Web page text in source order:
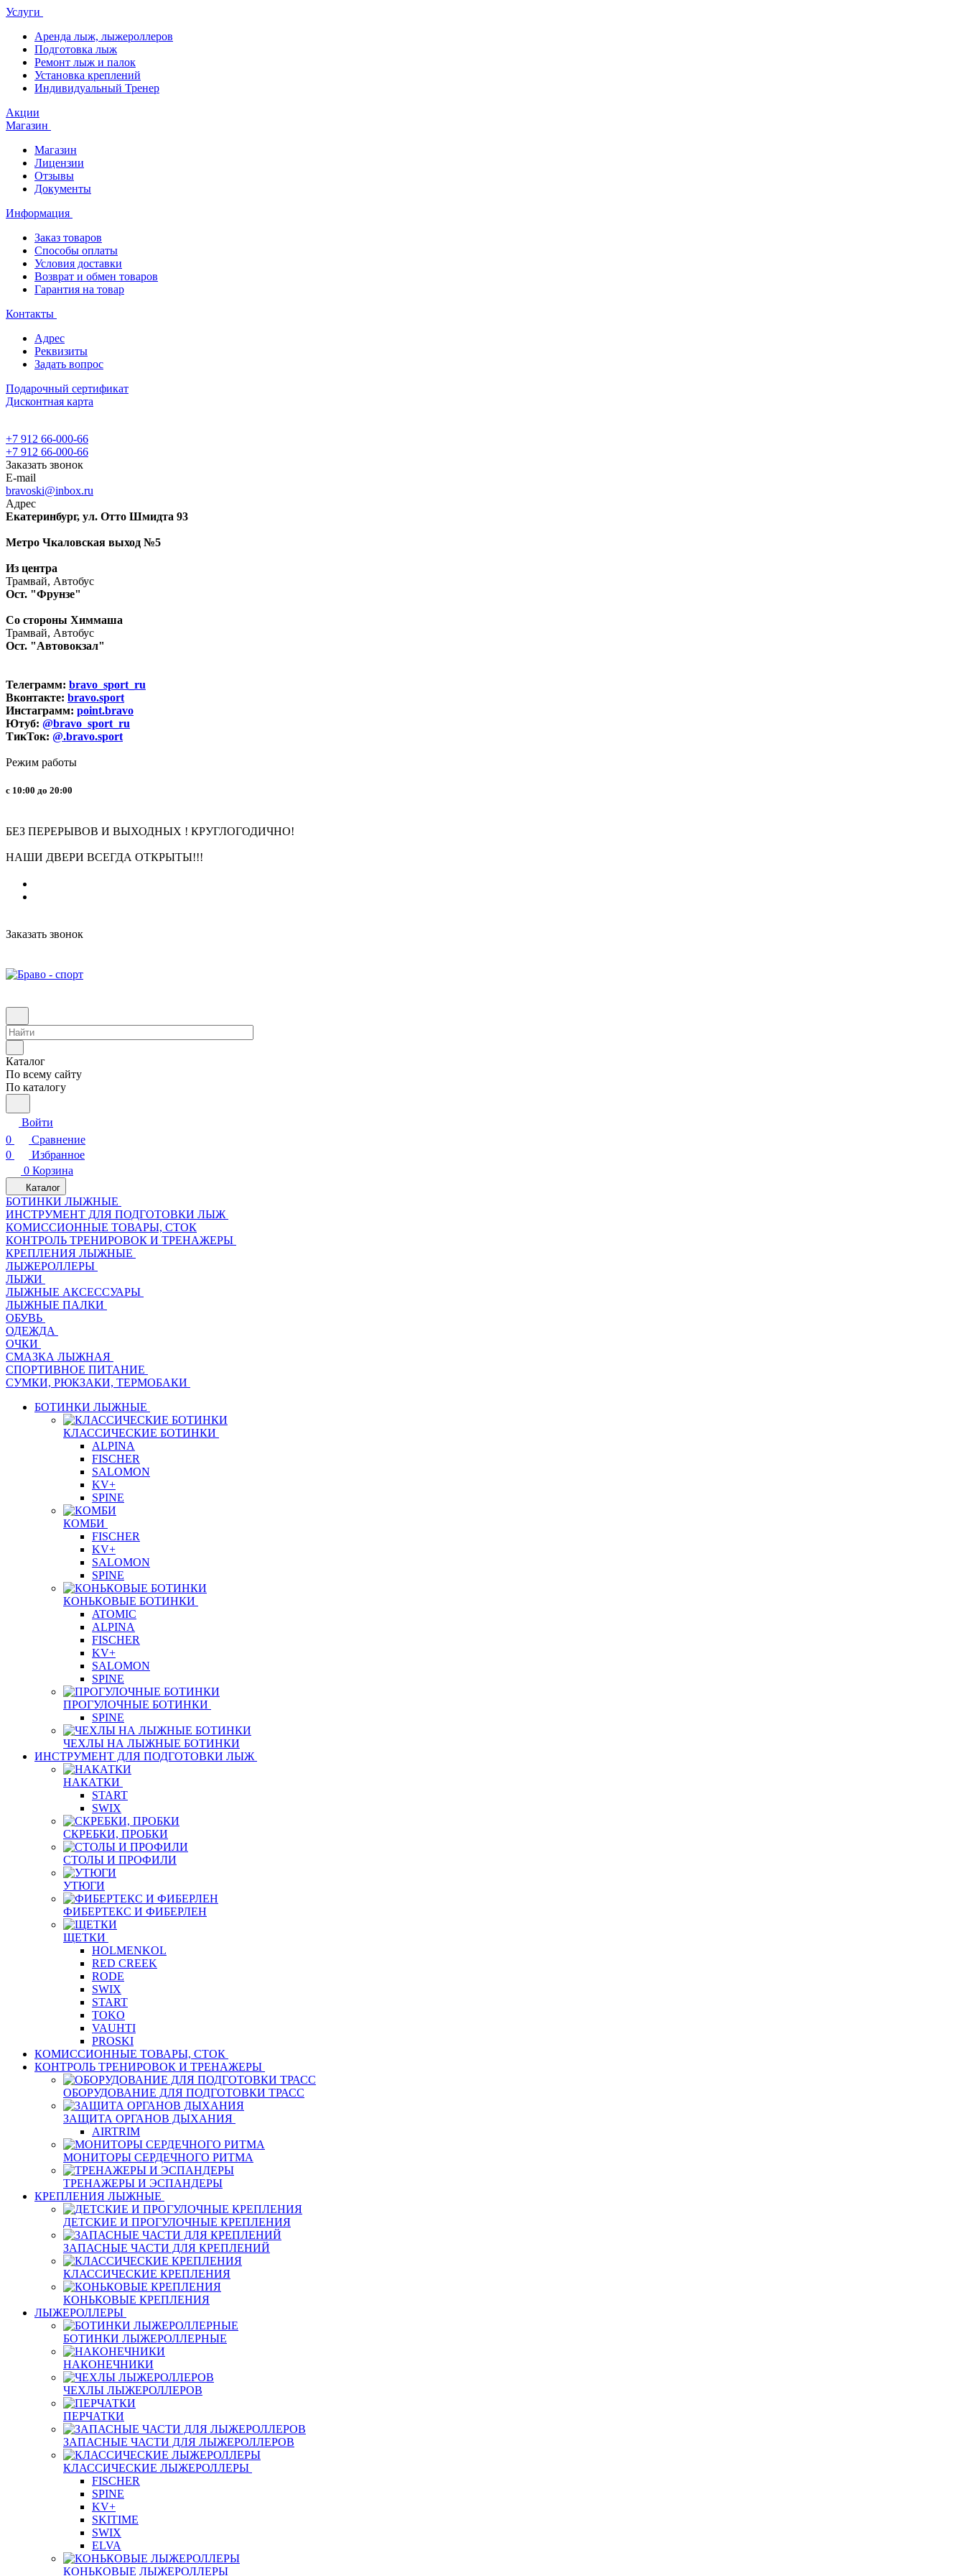
Услуги
Аренда лыж, лыжероллеров
Подготовка лыж
Ремонт лыж и палок
Установка креплений
Индивидуальный Тренер
Акции
Магазин
Магазин
Лицензии
Отзывы
Документы
Информация
Заказ товаров
Способы оплаты
Условия доставки
Возврат и обмен товаров
Гарантия на товар
Контакты
Адрес
Реквизиты
Задать вопрос
Подарочный сертификат
Дисконтная карта
+7 912 66-000-66
+7 912 66-000-66
Заказать звонок
E-mail
bravoski@inbox.ru
Адрес
Екатеринбург, ул. Отто Шмидта 93
Метро Чкаловская выход №5
Из центра
Трамвай, Автобус
Ост. "Фрунзе"
Со стороны Химмаша
Трамвай, Автобус
Ост. "Автовокзал"
Телеграмм: bravo_sport_ru
Вконтакте: bravo.sport
Инстаграмм: point.bravo
Ютуб: @bravo_sport_ru
ТикТок: @.bravo.sport
Режим работы
с 10:00 до 20:00
БЕЗ ПЕРЕРЫВОВ И ВЫХОДНЫХ ! КРУГЛОГОДИЧНО!
НАШИ ДВЕРИ ВСЕГДА ОТКРЫТЫ!!!
Заказать звонок
Каталог
По всему сайту
По каталогу
Войти
0
Сравнение
0
Избранное
0 Корзина
Каталог
БОТИНКИ ЛЫЖНЫЕ
ИНСТРУМЕНТ ДЛЯ ПОДГОТОВКИ ЛЫЖ
КОМИССИОННЫЕ ТОВАРЫ, СТОК
КОНТРОЛЬ ТРЕНИРОВОК И ТРЕНАЖЕРЫ
КРЕПЛЕНИЯ ЛЫЖНЫЕ
ЛЫЖЕРОЛЛЕРЫ
ЛЫЖИ
ЛЫЖНЫЕ АКСЕССУАРЫ
ЛЫЖНЫЕ ПАЛКИ
ОБУВЬ
ОДЕЖДА
ОЧКИ
СМАЗКА ЛЫЖНАЯ
СПОРТИВНОЕ ПИТАНИЕ
СУМКИ, РЮКЗАКИ, ТЕРМОБАКИ
БОТИНКИ ЛЫЖНЫЕ
КЛАССИЧЕСКИЕ БОТИНКИ
ALPINA
FISCHER
SALOMON
KV+
SPINE
КОМБИ
FISCHER
KV+
SALOMON
SPINE
КОНЬКОВЫЕ БОТИНКИ
ATOMIC
ALPINA
FISCHER
KV+
SALOMON
SPINE
ПРОГУЛОЧНЫЕ БОТИНКИ
SPINE
ЧЕХЛЫ НА ЛЫЖНЫЕ БОТИНКИ
ИНСТРУМЕНТ ДЛЯ ПОДГОТОВКИ ЛЫЖ
НАКАТКИ
START
SWIX
СКРЕБКИ, ПРОБКИ
СТОЛЫ И ПРОФИЛИ
УТЮГИ
ФИБЕРТЕКС И ФИБЕРЛЕН
ЩЕТКИ
HOLMENKOL
RED CREEK
RODE
SWIX
START
TOKO
VAUHTI
PROSKI
КОМИССИОННЫЕ ТОВАРЫ, СТОК
КОНТРОЛЬ ТРЕНИРОВОК И ТРЕНАЖЕРЫ
ОБОРУДОВАНИЕ ДЛЯ ПОДГОТОВКИ ТРАСС
ЗАЩИТА ОРГАНОВ ДЫХАНИЯ
AIRTRIM
МОНИТОРЫ СЕРДЕЧНОГО РИТМА
ТРЕНАЖЕРЫ И ЭСПАНДЕРЫ
КРЕПЛЕНИЯ ЛЫЖНЫЕ
ДЕТСКИЕ И ПРОГУЛОЧНЫЕ КРЕПЛЕНИЯ
ЗАПАСНЫЕ ЧАСТИ ДЛЯ КРЕПЛЕНИЙ
КЛАССИЧЕСКИЕ КРЕПЛЕНИЯ
КОНЬКОВЫЕ КРЕПЛЕНИЯ
ЛЫЖЕРОЛЛЕРЫ
БОТИНКИ ЛЫЖЕРОЛЛЕРНЫЕ
НАКОНЕЧНИКИ
ЧЕХЛЫ ЛЫЖЕРОЛЛЕРОВ
ПЕРЧАТКИ
ЗАПАСНЫЕ ЧАСТИ ДЛЯ ЛЫЖЕРОЛЛЕРОВ
КЛАССИЧЕСКИЕ ЛЫЖЕРОЛЛЕРЫ
FISCHER
SPINE
KV+
SKITIME
SWIX
ELVA
КОНЬКОВЫЕ ЛЫЖЕРОЛЛЕРЫ